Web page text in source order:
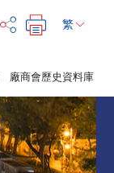
繁
廠商會歷史資料庫